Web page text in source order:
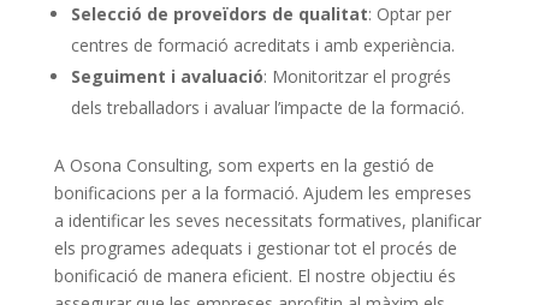
Selecció de proveïdors de qualitat: Optar per
centres de formació acreditats i amb experiència.
Seguiment i avaluació: Monitoritzar el progrés
dels treballadors i avaluar l’impacte de la formació.
A Osona Consulting, som experts en la gestió de
bonificacions per a la formació. Ajudem les empreses
a identificar les seves necessitats formatives, planificar
els programes adequats i gestionar tot el procés de
bonificació de manera eficient. El nostre objectiu és